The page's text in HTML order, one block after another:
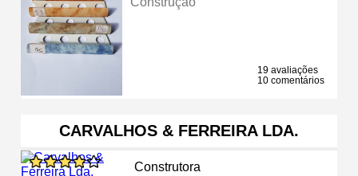
19 avaliações
10 comentários
CARVALHOS & FERREIRA LDA.
Construtora